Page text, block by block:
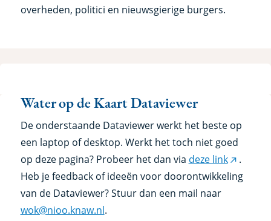
overheden, politici en nieuwsgierige burgers.
Dataviewer
Water op de Kaart Dataviewer
De onderstaande Dataviewer werkt het beste op
een laptop of desktop. Werkt het toch niet goed
op deze pagina? Probeer het dan via deze link (externe
link)
.
Heb je feedback of ideeën voor doorontwikkeling
van de Dataviewer? Stuur dan een mail naar
wok@nioo.knaw.nl.